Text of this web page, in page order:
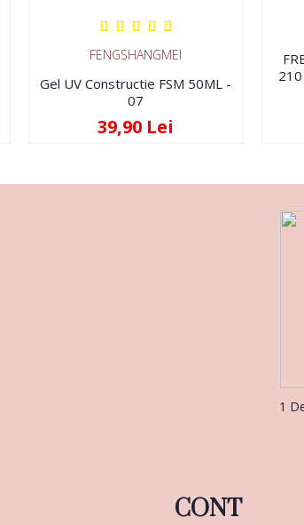
FENGSHANGMEI
Gel UV Constructie FSM 50ML -
07
39,90 Lei
1
CONT